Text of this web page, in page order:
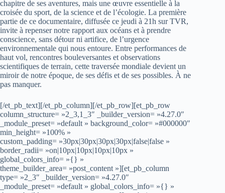
chapitre de ses aventures, mais une œuvre essentielle à la
croisée du sport, de la science et de l’écologie. La première
partie de ce documentaire, diffusée ce jeudi à 21h sur TVR,
invite à repenser notre rapport aux océans et à prendre
conscience, sans détour ni artifice, de l’urgence
environnementale qui nous entoure. Entre performances de
haut vol, rencontres bouleversantes et observations
scientifiques de terrain, cette traversée mondiale devient un
miroir de notre époque, de ses défis et de ses possibles. À ne
pas manquer.
[/et_pb_text][/et_pb_column][/et_pb_row][et_pb_row
column_structure= »2_3,1_3″ _builder_version= »4.27.0″
_module_preset= »default » background_color= »#000000″
min_height= »100% »
custom_padding= »30px|30px|30px|30px|false|false »
border_radii= »on|10px|10px|10px|10px »
global_colors_info= »{} »
theme_builder_area= »post_content »][et_pb_column
type= »2_3″ _builder_version= »4.27.0″
_module_preset= »default » global_colors_info= »{} »